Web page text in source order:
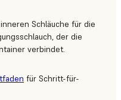
Schläuche für die
der die
verbindet.
für Schritt-für-